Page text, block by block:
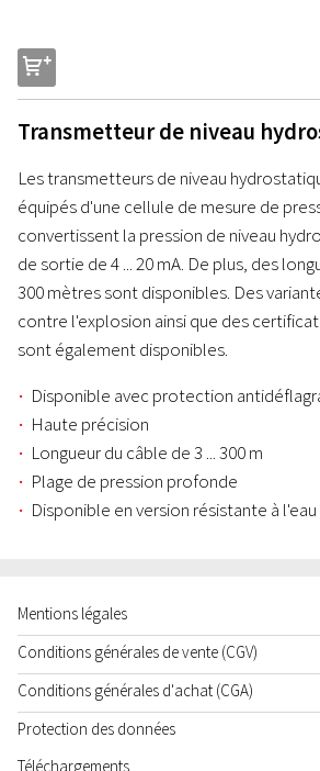
s
Transmetteur de niveau
Les transmetteurs de niveau
équipés d'une cellule de mesure de
convertissent la pression de niveau
de sortie de 4 ... 20 mA. De plus, des
300 mètres sont disponibles. Des
contre l'explosion ainsi que des
sont également disponibles.
Disponible avec protection
Haute précision
Longueur du câble de 3 ... 300 m
Plage de pression profonde
Disponible en version résistante à
Mentions légales
Conditions générales de vente (CGV)
Conditions générales d'achat (CGA)
Protection des données
Téléchargements